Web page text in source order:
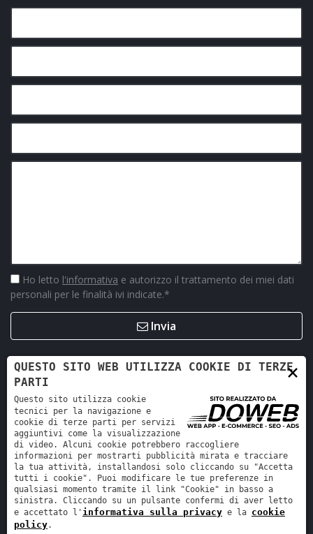
Ho letto l'informativa e autorizzo il trattamento dei miei dati
personali per le finalità ivi indicate.*
Invia
Retro Ricambi srl - REA VR-423294 - Cap. sociale interamente
versato 12.000 €
Informativa sulla privacy -Cookie policy
×
QUESTO SITO WEB UTILIZZA COOKIE DI TERZE
PARTI
Questo sito utilizza cookie
tecnici per la navigazione e
cookie di terze parti per servizi
aggiuntivi come la visualizzazione
di video. Alcuni cookie potrebbero raccogliere
informazioni per mostrarti pubblicità mirata e tracciare
la tua attività, installandosi solo cliccando su "Accetta
tutti i cookie". Puoi modificare le tue preferenze in
qualsiasi momento tramite il link "Cookie" in basso a
sinistra. Cliccando su un pulsante confermi di aver letto
e accettato l' informativa sulla privacy e la cookie
policy.